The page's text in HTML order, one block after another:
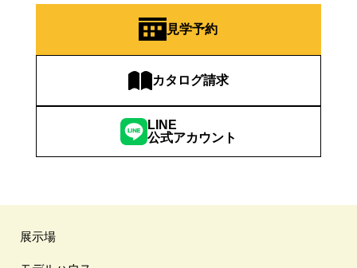
見学予約
カタログ請求
LINE
公式アカウント
展示場